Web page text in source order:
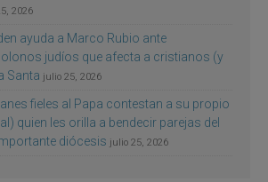
2026
ayuda a Marco Rubio ante
judíos que afecta a cristianos (y
Santa julio 25, 2026
fieles al Papa contestan a su propio
quien les orilla a bendecir parejas del
diócesis julio 25, 2026